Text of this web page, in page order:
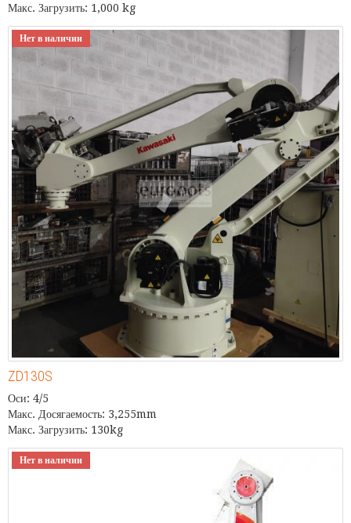
Макс. Загрузить: 1,000 kg
Нет в наличии
ZD130S
Оси: 4/5
Макс. Досягаемость: 3,255mm
Макс. Загрузить: 130kg
Нет в наличии